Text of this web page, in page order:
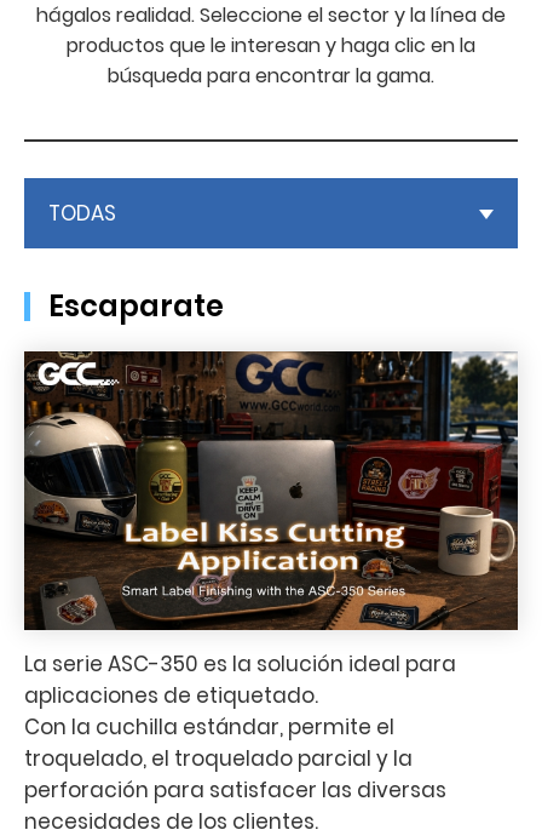
hágalos realidad. Seleccione el sector y la línea de
productos que le interesan y haga clic en la
búsqueda para encontrar la gama.
TODAS
Escaparate
La serie ASC-350 es la solución ideal para
aplicaciones de etiquetado.
Con la cuchilla estándar, permite el
troquelado, el troquelado parcial y la
perforación para satisfacer las diversas
necesidades de los clientes.